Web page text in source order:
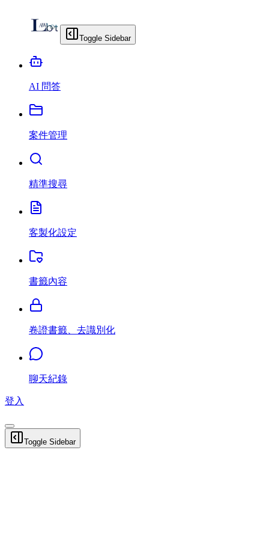
Toggle Sidebar
AI 問答
案件管理
精準搜尋
客製化設定
書籤內容
卷證書籤、去識別化
聊天紀錄
登入
Toggle Sidebar